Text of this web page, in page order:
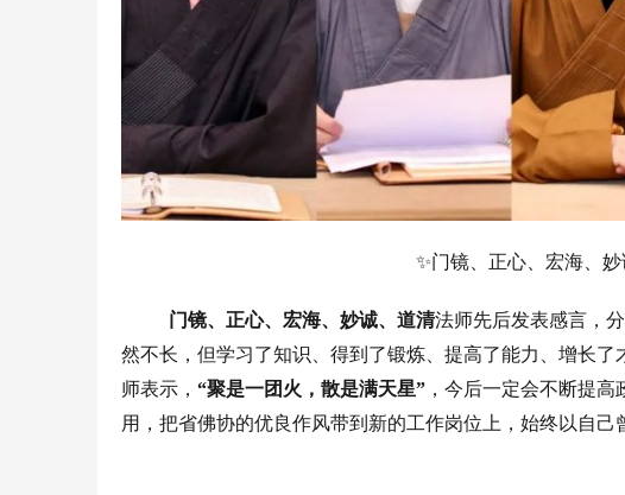
✨门镜、正心、宏海、
门镜、正心、宏海、妙诚、道清法师先后发表感言，
然不长，但学习了知识、得到了锻炼、提高了能力、增长
师表示， “聚是一团火，散是满天星” ，今后一定会不断提
用，把省佛协的优良作风带到新的工作岗位上，始终以自己